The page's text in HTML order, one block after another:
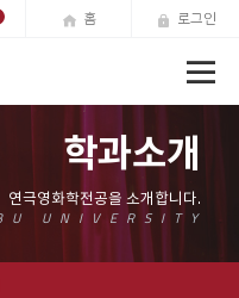
홈 로그인
학과소개